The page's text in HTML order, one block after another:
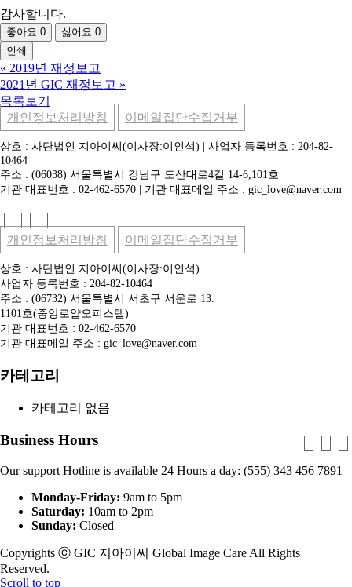
감사합니다.
좋아요 0 싫어요 0
인쇄
« 2019년 재정보고
2021년 GIC 재정보고 »
목록보기
개인정보처리방침
이메일집단수집거부
상호 : 사단법인 지아이씨(이사장:이인석) | 사업자 등록번호 : 204-82-
10464
주소 : (06038) 서울특별시 강남구 도산대로4길 14-6,101호
기관 대표번호 : 02-462-6570 | 기관 대표메일 주소 : gic_love@naver.com
개인정보처리방침 이메일집단수집거부
상호 : 사단법인 지아이씨(이사장:이인석)
사업자 등록번호 : 204-82-10464
주소 : (06732) 서울특별시 서초구 서운로 13.
1101호(중앙로얄오피스텔)
기관 대표번호 : 02-462-6570
기관 대표메일 주소 : gic_love@naver.com
카테고리
카테고리 없음
Business Hours
Our support Hotline is available 24 Hours a day: (555) 343 456 7891
Monday-Friday: 9am to 5pm
Saturday: 10am to 2pm
Sunday: Closed
Copyrights ⓒ GIC 지아이씨 Global Image Care All Rights
Reserved.
Scroll to top